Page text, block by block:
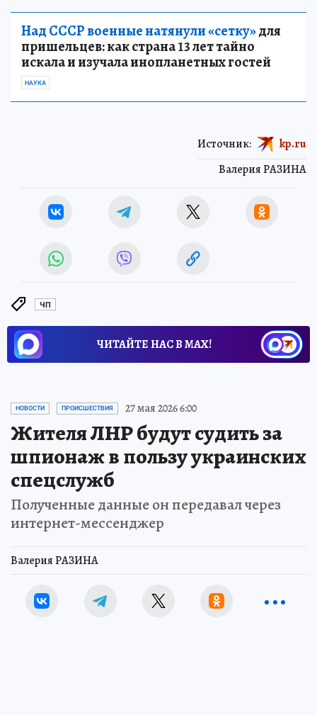
Над СССР военные натянули «сетку»для
пришельцев: как страна 13 лет тайно
искала и изучала инопланетных гостей
НАУКА
Валерия РАЗИНА
Источник: kp.ru
ЧП
ЧИТАЙТЕ НАС В МАХ!
НОВОСТИ ПРОИСШЕСТВИЯ 27 мая 2026 6:00
Жителя ЛНР будут судить за
шпионаж в пользу украинских
спецслужб
Полученные данные он передавал через
интернет-мессенджер
Валерия РАЗИНА